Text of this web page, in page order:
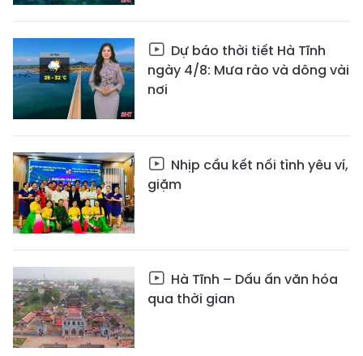
Dự báo thời tiết Hà Tĩnh
ngày 4/8: Mưa rào và dông vài
nơi
Nhịp cầu kết nối tình yêu ví,
giặm
Hà Tĩnh – Dấu ấn văn hóa
qua thời gian